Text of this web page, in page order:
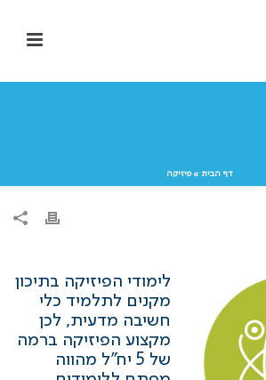
דף הבית »פיזיקה
לימודי הפיזיקה בתיכון
מקנים לתלמיד כלי
חשיבה מדעית, לכן
מקצוע הפיזיקה ברמה
של 5 יח"ל מהווה